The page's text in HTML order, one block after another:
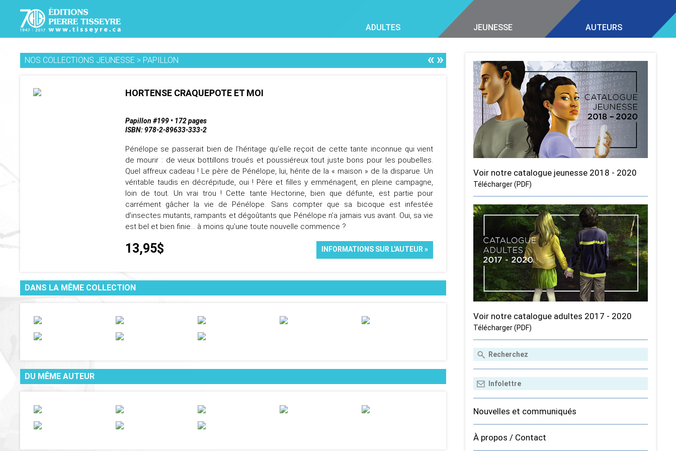
ADULTES JEUNESSE AUTEURS
NOS COLLECTIONS JEUNESSE > PAPILLON «»
HORTENSE CRAQUEPOTE ET MOI
Papillon #199 • 172 pages
ISBN: 978-2-89633-333-2
Pénélope se passerait bien de l’héritage qu’elle reçoit de cette tante inconnue qui vient
de mourir : de vieux bottillons troués et poussiéreux tout juste bons pour les poubelles.
Quel affreux cadeau ! Le père de Pénélope, lui, hérite de la « maison » de la disparue. Un
véritable taudis en décrépitude, oui ! Père et filles y emménagent, en pleine campagne,
loin de tout. Un vrai trou ! Cette tante Hectorine, bien que défunte, est partie pour
carrément gâcher la vie de Pénélope. Sans compter que sa bicoque est infestée
d’insectes mutants, rampants et dégoûtants que Pénélope n’a jamais vus avant. Oui, sa vie
est bel et bien finie… à moins qu’une toute nouvelle commence ?
13,95$ INFORMATIONS SUR L'AUTEUR »
DANS LA MÊME COLLECTION
DU MÊME AUTEUR
Voir notre catalogue jeunesse 2018 - 2020
Télécharger (PDF)
Voir notre catalogue adultes 2017 - 2020
Télécharger (PDF)
Nouvelles et communiqués
À propos / Contact